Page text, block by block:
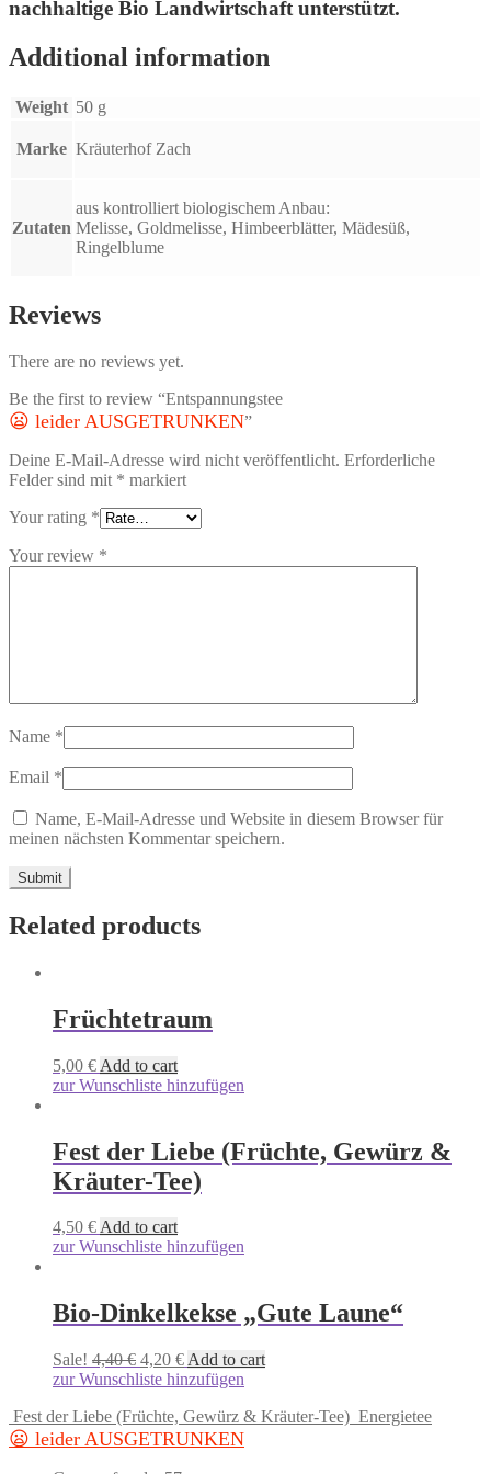
nachhaltige Bio Landwirtschaft unterstützt.
Additional information
Weight 50 g
Marke Kräuterhof Zach
Zutaten
aus kontrolliert biologischem Anbau:
Melisse, Goldmelisse, Himbeerblätter, Mädesüß,
Ringelblume
Reviews
There are no reviews yet.
Be the first to review “Entspannungstee
😦 leider AUSGETRUNKEN”
Deine E-Mail-Adresse wird nicht veröffentlicht. Erforderliche
Felder sind mit * markiert
Your rating *
Your review *
Name *
Email *
Name, E-Mail-Adresse und Website in diesem Browser für
meinen nächsten Kommentar speichern.
Related products
Früchtetraum
5,00 € Add to cart
zur Wunschliste hinzufügen
Fest der Liebe (Früchte, Gewürz &
Kräuter-Tee)
4,50 €Add to cart
zur Wunschliste hinzufügen
Bio-Dinkelkekse „Gute Laune“
Sale! 4,40€ 4,20 € Add to cart
zur Wunschliste hinzufügen
Fest der Liebe (Früchte, Gewürz & Kräuter-Tee) Energietee
😦 leider AUSGETRUNKEN